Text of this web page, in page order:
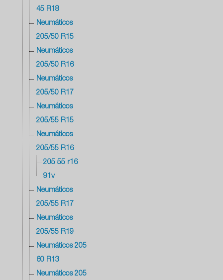
45 R18
Neumáticos
205/50 R15
Neumáticos
205/50 R16
Neumáticos
205/50 R17
Neumáticos
205/55 R15
Neumáticos
205/55 R16
205 55 r16
91v
Neumáticos
205/55 R17
Neumáticos
205/55 R19
Neumáticos 205
60 R13
Neumáticos 205